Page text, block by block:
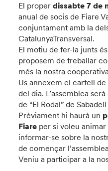
El properdissabte 7 de
anual de socis de Fiare
conjuntament amb la
CatalunyaTransversal.
El motiu de fer-la junts
proposem de treballar
més la nostra
Us annexem el cartell de
del dia. L’assemblea
de “El Rodal” de
Prèviament hi haurà un
Fiare per si voleu
informar-se sobre la
de començar
Veniu a participar a la